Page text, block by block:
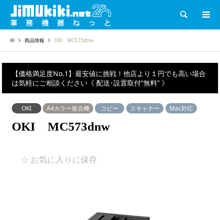
検索
商品情報 OKI MC573dnw
【価格満足度No.1】最安値に挑戦！他店より１円でも高い場合
は気軽にご相談ください《 配送･設置取付“無料” 》
OKI A4カラー複合機 コピー スキャナー Mac対応
OKI MC573dnw
☆ お気に入りに保存